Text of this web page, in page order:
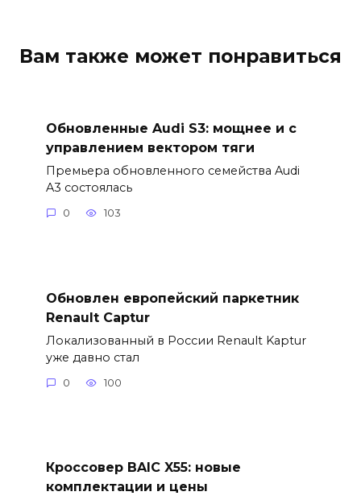
Вам также может понравиться
Обновленные Audi S3: мощнее и с
управлением вектором тяги
Премьера обновленного семейства Audi
A3 состоялась
0 103
Обновлен европейский паркетник
Renault Captur
Локализованный в России Renault Kaptur
уже давно стал
0 100
Кроссовер BAIC X55: новые
комплектации и цены